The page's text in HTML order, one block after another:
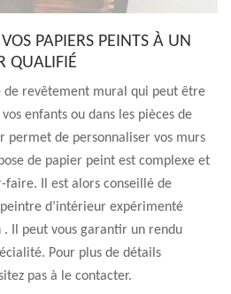
PAPIERS PEINTS À UN
QUALIFIÉ
de revêtement mural qui peut être
enfants ou dans les pièces de
permet de personnaliser vos murs
de papier peint est complexe et
faire. Il est alors conseillé de
d’intérieur expérimenté
. Il peut vous garantir un rendu
Pour plus de détails
pas à le contacter.